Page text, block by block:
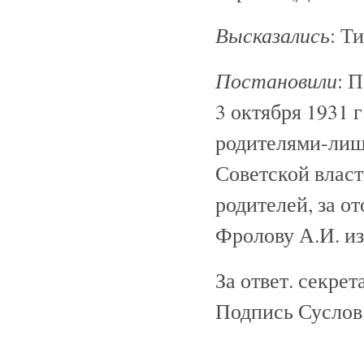
Высказались:
Постановили:
3 октября 1931
родителями-
Советской
родителей, за
Фролову А.И.
За ответ.
Подпись